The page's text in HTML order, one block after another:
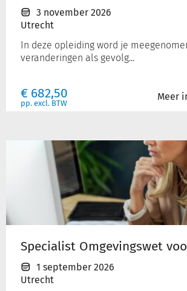
3 november 2026
Utrecht
In deze opleiding word je
veranderingen als gevolg...
€ 682,50
pp. excl. BTW
Meer
Specialist Omgevingswet
1 september 2026
Utrecht
Specialist
Omgevingswet